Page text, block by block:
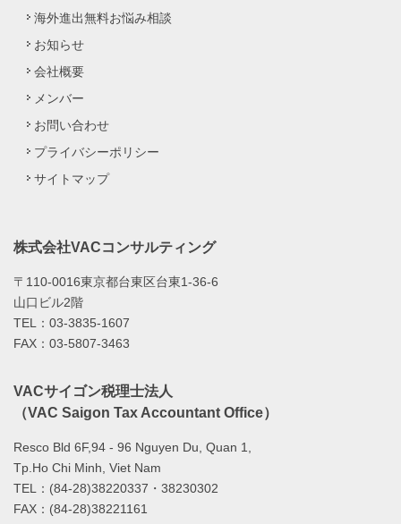
海外進出無料お悩み相談
お知らせ
会社概要
メンバー
お問い合わせ
プライバシーポリシー
サイトマップ
株式会社VACコンサルティング
〒110-0016東京都台東区台東1-36-6
山口ビル2階
TEL：03-3835-1607
FAX：03-5807-3463
VACサイゴン税理士法人
（VAC Saigon Tax Accountant Office）
Resco Bld 6F,94 - 96 Nguyen Du, Quan 1,
Tp.Ho Chi Minh, Viet Nam
TEL：(84-28)38220337・38230302
FAX：(84-28)38221161